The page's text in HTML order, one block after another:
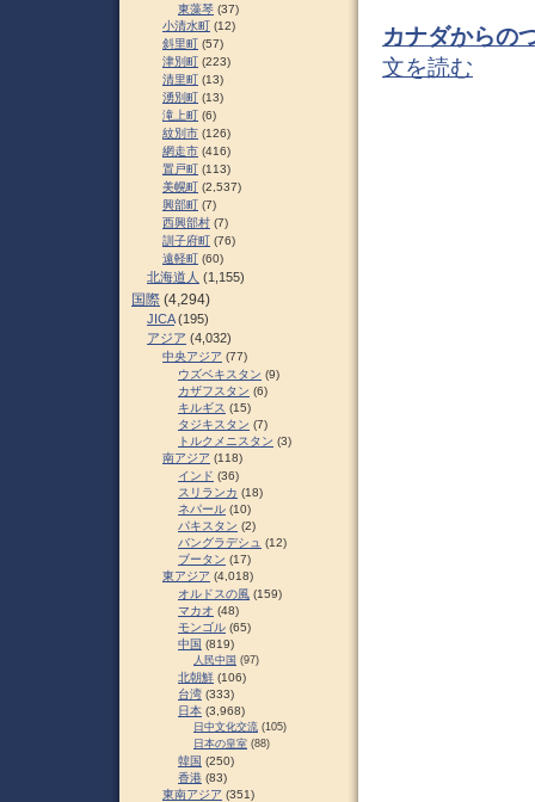
カナダからの
文を読む
東藻琴 (37)
小清水町 (12)
斜里町 (57)
津別町 (223)
清里町 (13)
湧別町 (13)
滝上町 (6)
紋別市 (126)
網走市 (416)
置戸町 (113)
美幌町 (2,537)
興部町 (7)
西興部村 (7)
訓子府町 (76)
遠軽町 (60)
北海道人 (1,155)
国際 (4,294)
JICA(195)
アジア (4,032)
中央アジア (77)
ウズベキスタン (9)
カザフスタン (6)
キルギス (15)
タジキスタン (7)
トルクメニスタン (3)
南アジア (118)
インド (36)
スリランカ (18)
ネパール (10)
パキスタン (2)
バングラデシュ (12)
ブータン (17)
東アジア (4,018)
オルドスの風 (159)
マカオ (48)
モンゴル (65)
中国 (819)
人民中国 (97)
北朝鮮 (106)
台湾 (333)
日本 (3,968)
日中文化交流 (105)
日本の皇室 (88)
韓国 (250)
香港 (83)
東南アジア (351)